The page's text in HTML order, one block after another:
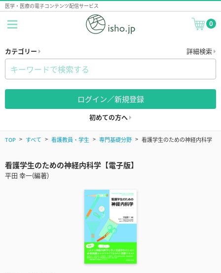
医学・医療の電子コンテンツ配信サービス
0
カテゴリー 詳細検索
ログイン／新規登録
初めての方へ
TOP すべて 看護教員・学生 専門基礎分野 看護学生のための神経内科学
看護学生のための神経内科学【電子版】
平田 幸一(編著)